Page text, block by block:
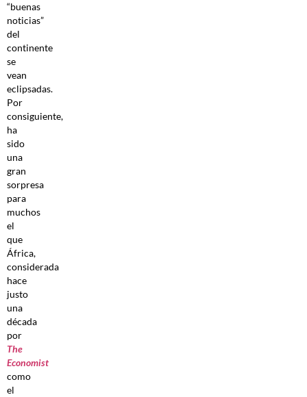
“buenas
noticias”
del
continente
se
vean
eclipsadas.
Por
consiguiente,
ha
sido
una
gran
sorpresa
para
muchos
el
que
África,
considerada
hace
justo
una
década
por
The
Economist
como
el